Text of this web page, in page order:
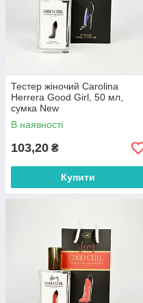
Тестер жіночий Carolina
Herrera Good Girl, 50 мл,
сумка New
В наявності
103,20 ₴
Купити